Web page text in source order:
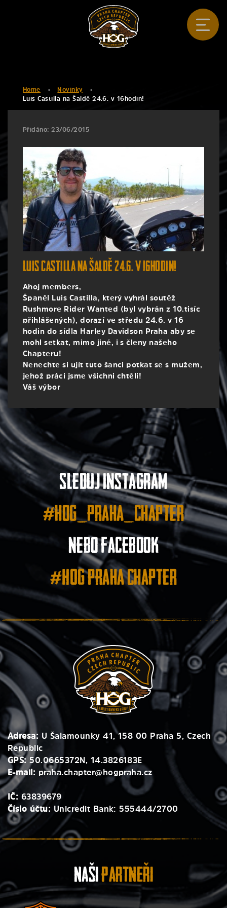
Home › Novinky
›
Luis Castilla na Šaldě 24.6. v 16hodin!
Přidáno: 23/06/2015
Luis Castilla na Šaldě 24.6. v 16hodin!
Ahoj members,
Španěl Luis Castilla, který vyhrál soutěž
Rushmore Rider Wanted (byl vybrán z 10.tisíc
přihlášených), dorazí ve středu 24.6. v 16
hodin do sídla Harley Davidson Praha aby se
mohl setkat, mimo jiné, i s členy našeho
Chapteru!
Nenechte si ujít tuto šanci potkat se s mužem,
jehož práci jsme všichni chtěli!
Váš výbor
Sleduj instagram
#hog_praha_chapter
nebo facebook
#HOG Praha Chapter
Adresa: U Šalamounky 41, 158 00 Praha 5, Czech
Republic
GPS: 50.0665372N, 14.3826183E
E-mail: praha.chapter@hogpraha.cz
IČ: 63839679
Číslo účtu: Unicredit Bank: 555444/2700
NašiPartneři